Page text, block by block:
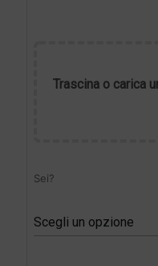
Trascina o carica
Sei?
Scegli un opzione